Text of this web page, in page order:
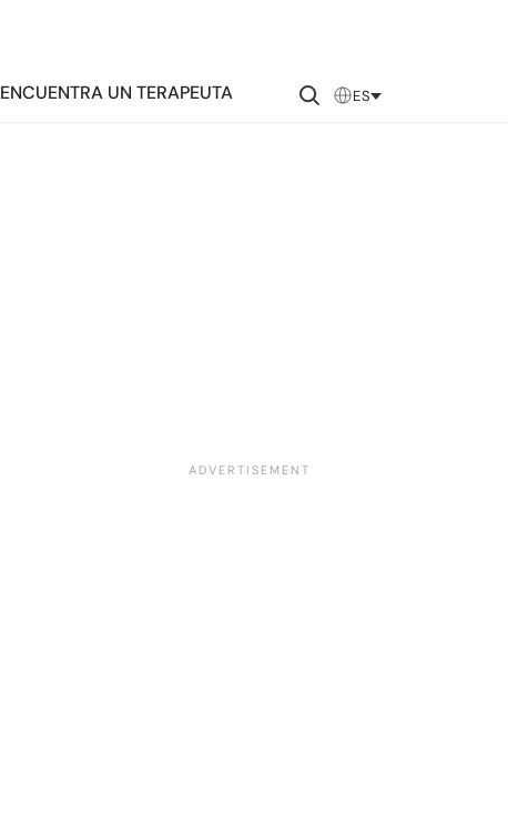
ENCUENTRA UN TERAPEUTA ES